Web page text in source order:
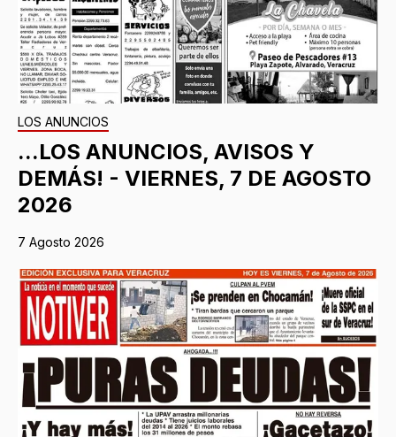
LOS ANUNCIOS
...LOS ANUNCIOS, AVISOS Y
DEMÁS! - VIERNES, 7 DE AGOSTO
2026
7 Agosto 2026